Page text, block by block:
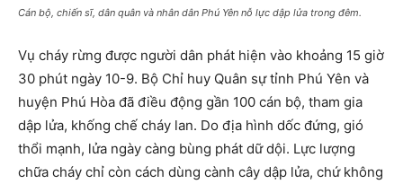
Cán bộ, chiến sĩ, dân quân và nhân dân Phú Yên nỗ lực dập lửa trong đêm.
Vụ cháy rừng được người dân phát hiện vào khoảng 15 giờ
30 phút ngày 10-9. Bộ Chỉ huy Quân sự tỉnh Phú Yên và
huyện Phú Hòa đã điều động gần 100 cán bộ, tham gia
dập lửa, khống chế cháy lan. Do địa hình dốc đứng, gió
thổi mạnh, lửa ngày càng bùng phát dữ dội. Lực lượng
chữa cháy chỉ còn cách dùng cành cây dập lửa, chứ không